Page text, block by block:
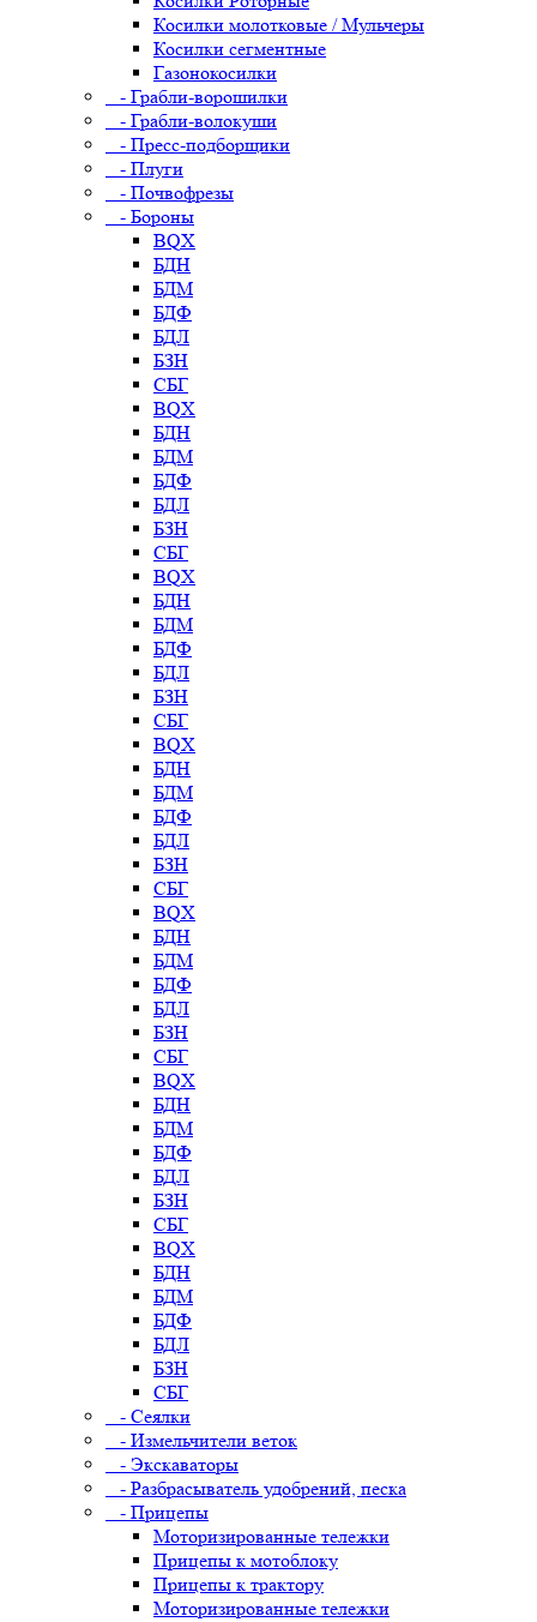
Косилки молотковые / Мульчеры
Косилки сегментные
Газонокосилки
- Грабли-ворошилки
- Грабли-волокуши
- Пресс-подборщики
- Плуги
- Почвофрезы
- Бороны
BQX
БДН
БДМ
БДФ
БДЛ
БЗН
СБГ
BQX
БДН
БДМ
БДФ
БДЛ
БЗН
СБГ
BQX
БДН
БДМ
БДФ
БДЛ
БЗН
СБГ
BQX
БДН
БДМ
БДФ
БДЛ
БЗН
СБГ
BQX
БДН
БДМ
БДФ
БДЛ
БЗН
СБГ
BQX
БДН
БДМ
БДФ
БДЛ
БЗН
СБГ
BQX
БДН
БДМ
БДФ
БДЛ
БЗН
СБГ
- Сеялки
- Измельчители веток
- Экскаваторы
- Разбрасыватель удобрений, песка
- Прицепы
Моторизированные тележки
Прицепы к мотоблоку
Прицепы к трактору
Моторизированные тележки